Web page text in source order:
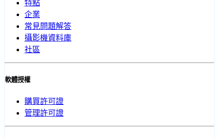
特點
企業
常見問題解答
攝影機資料庫
社區
軟體授權
購買許可證
管理許可證